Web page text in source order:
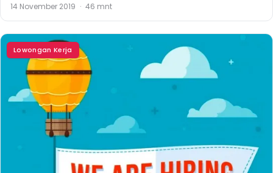
14 November 2019 · 46 mnt
Lowongan Kerja